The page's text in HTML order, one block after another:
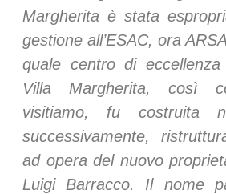
Margherita è stata
gestione all’ESAC, ora
quale centro di eccellenza
Villa Margherita, così
visitiamo, fu costruita
successivamente,
ad opera del nuovo
Luigi Barracco. Il nome